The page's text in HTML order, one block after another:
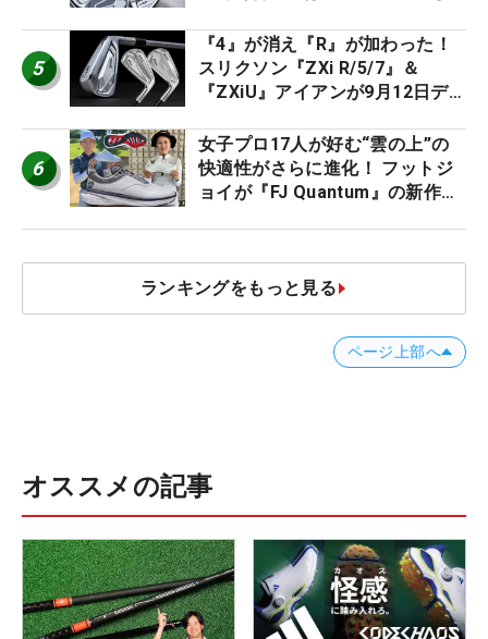
5
『4』が消え『R』が加わった！
スリクソン『ZXi R/5/7』＆
『ZXiU』アイアンが9月12日デ
6
女子プロ17人が好む“雲の上”の
快適性がさらに進化！ フットジ
ョイが『FJ Quantum』の新作を
ランキングをもっと見る
ページ上部へ
オススメの記事